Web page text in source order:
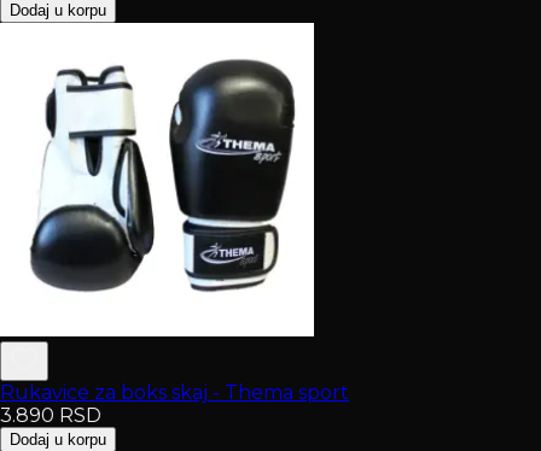
Dodaj u korpu
Rukavice za boks skaj - Thema sport
3.890 RSD
Dodaj u korpu